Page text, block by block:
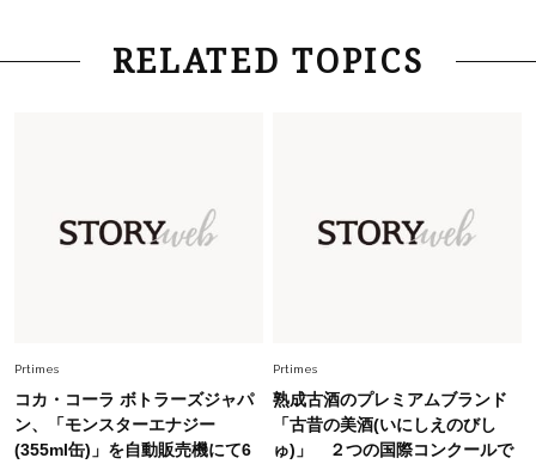
Fashion 2026.7.16
白黒でもこんなに華やぐ！40代、夏の「甘めト
「オシャレ」も整うトレンドトップス〈4選〉
Fashion 2026.8.5
オシャレ40代の【ワンピ＆オールインワン】最
RELATED TOPICS
Prtimes
コカ・コーラ ボトラーズジャパ
ン、「モンスターエナジー
(355ml缶)」を自動販売機にて6
Prtimes
熟成古酒のプレミアムブランド
「古昔の美酒(いにしえのびし
ゅ)」 ２つの国際コンクールで